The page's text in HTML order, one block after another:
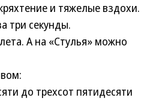
и тяжелые вздохи.
три секунды.
А на «Стулья» можно
до трехсот пятидесяти